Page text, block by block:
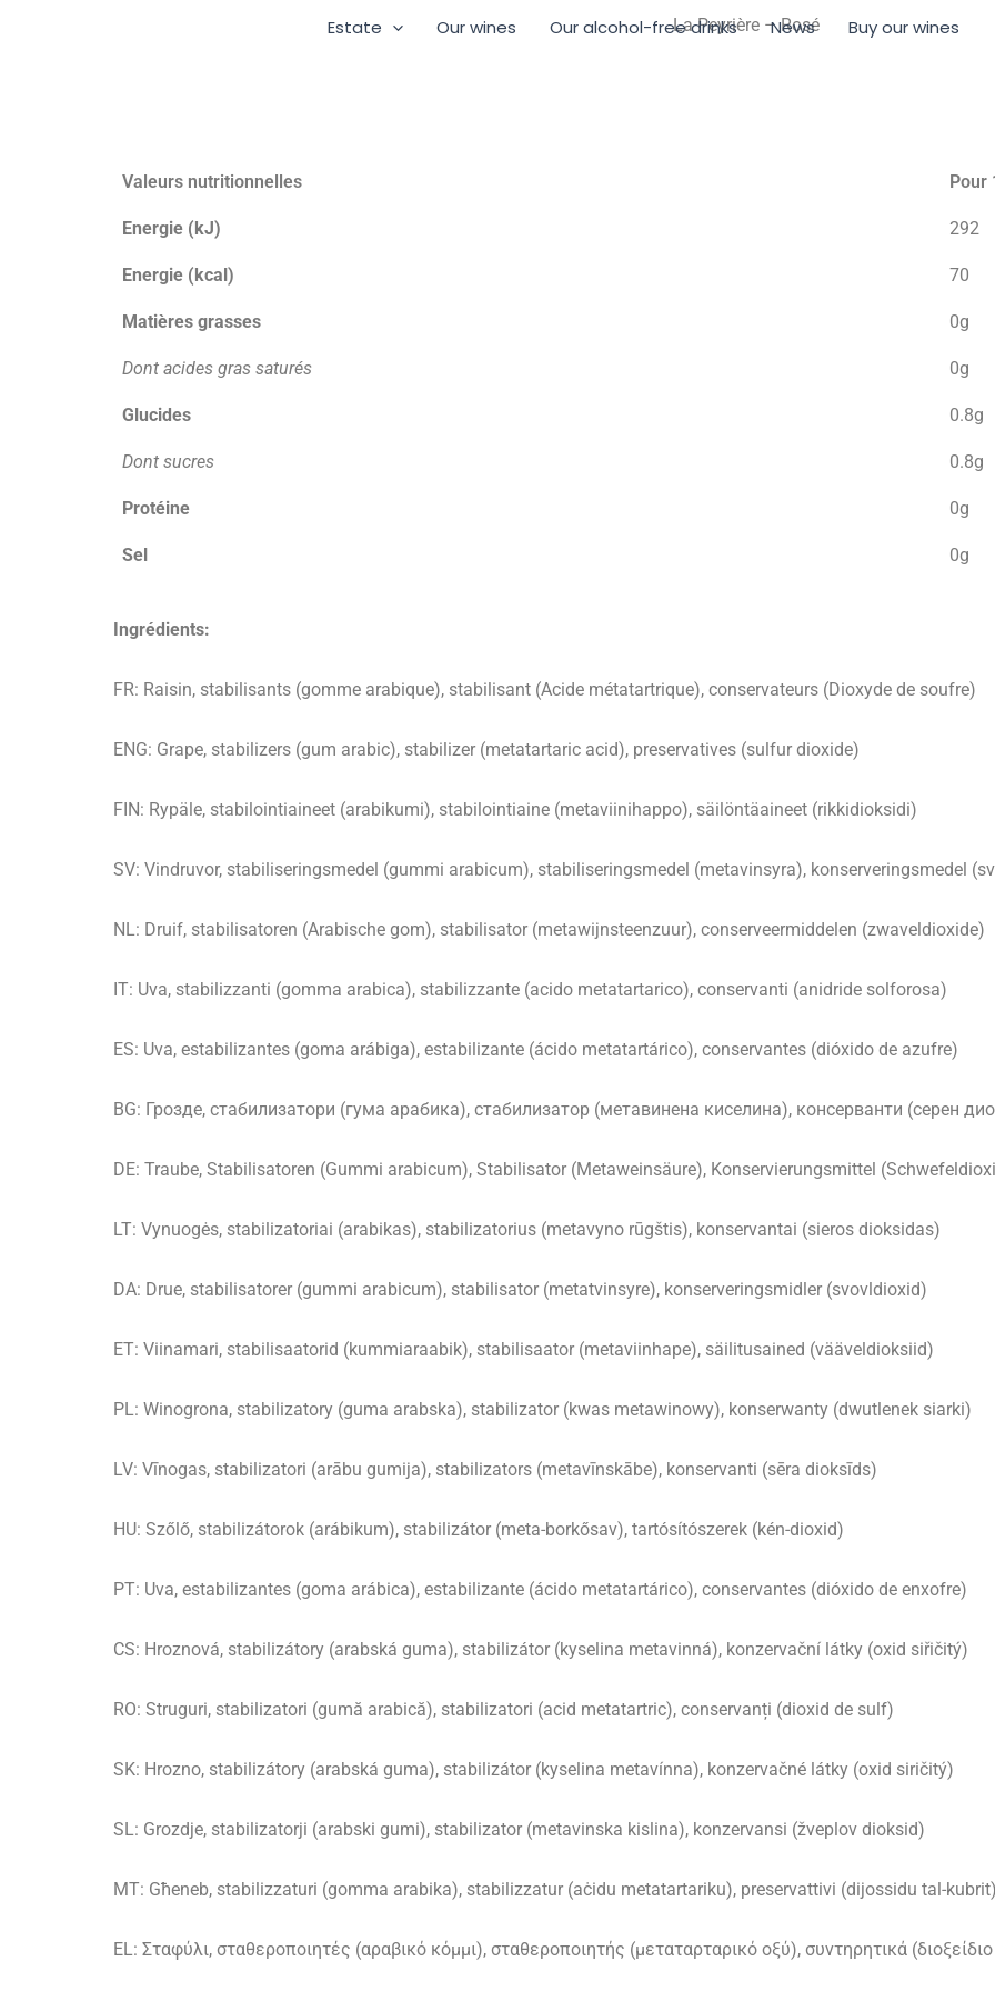
Estate Our wines Our alcohol-free drinks News Buy our wines
La Peyrière – Rosé
Valeurs nutritionnelles Pour
Energie (kJ) 292
Energie (kcal) 70
Matières grasses 0g
Dont acides gras saturés 0g
Glucides 0.8g
Dont sucres 0.8g
Protéine 0g
Sel 0g
Ingrédients:
FR: Raisin, stabilisants (gomme arabique), stabilisant (Acide métatartrique), conservateurs (Dioxyde de soufre)
ENG: Grape, stabilizers (gum arabic), stabilizer (metatartaric acid), preservatives (sulfur dioxide)
FIN: Rypäle, stabilointiaineet (arabikumi), stabilointiaine (metaviinihappo), säilöntäaineet (rikkidioksidi)
SV: Vindruvor, stabiliseringsmedel (gummi arabicum), stabiliseringsmedel (metavinsyra), konserveringsmedel
NL: Druif, stabilisatoren (Arabische gom), stabilisator (metawijnsteenzuur), conserveermiddelen (zwaveldioxide)
IT: Uva, stabilizzanti (gomma arabica), stabilizzante (acido metatartarico), conservanti (anidride solforosa)
ES: Uva, estabilizantes (goma arábiga), estabilizante (ácido metatartárico), conservantes (dióxido de azufre)
BG: Грозде, стабилизатори (гума арабика), стабилизатор (метавинена киселина), консерванти (серен
DE: Traube, Stabilisatoren (Gummi arabicum), Stabilisator (Metaweinsäure), Konservierungsmittel
LT: Vynuogės, stabilizatoriai (arabikas), stabilizatorius (metavyno rūgštis), konservantai (sieros dioksidas)
DA: Drue, stabilisatorer (gummi arabicum), stabilisator (metatvinsyre), konserveringsmidler (svovldioxid)
ET: Viinamari, stabilisaatorid (kummiaraabik), stabilisaator (metaviinhape), säilitusained (vääveldioksiid)
PL: Winogrona, stabilizatory (guma arabska), stabilizator (kwas metawinowy), konserwanty (dwutlenek siarki)
LV: Vīnogas, stabilizatori (arābu gumija), stabilizators (metavīnskābe), konservanti (sēra dioksīds)
HU: Szőlő, stabilizátorok (arábikum), stabilizátor (meta-borkősav), tartósítószerek (kén-dioxid)
PT: Uva, estabilizantes (goma arábica), estabilizante (ácido metatartárico), conservantes (dióxido de enxofre)
CS: Hroznová, stabilizátory (arabská guma), stabilizátor (kyselina metavinná), konzervační látky (oxid siřičitý)
RO: Struguri, stabilizatori (gumă arabică), stabilizatori (acid metatartric), conservanți (dioxid de sulf)
SK: Hrozno, stabilizátory (arabská guma), stabilizátor (kyselina metavínna), konzervačné látky (oxid siričitý)
SL: Grozdje, stabilizatorji (arabski gumi), stabilizator (metavinska kislina), konzervansi (žveplov dioksid)
MT: Għeneb, stabilizzaturi (gomma arabika), stabilizzatur (aċidu metatartariku), preservattivi (dijossidu tal-kubrit)
EL: Σταφύλι, σταθεροποιητές (αραβικό κόμμι), σταθεροποιητής (μεταταρταρικό οξύ), συντηρητικά